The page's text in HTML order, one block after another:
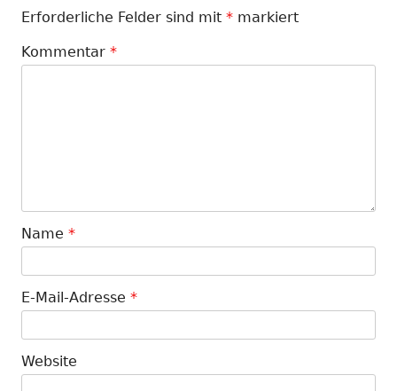
Erforderliche Felder sind mit * markiert
Kommentar *
Name *
E-Mail-Adresse *
Website